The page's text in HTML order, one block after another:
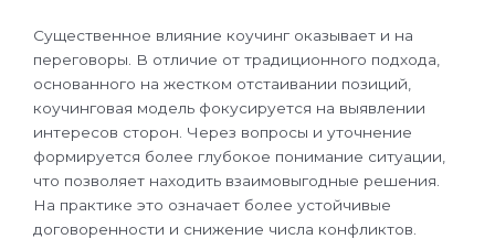
Существенное влияние коучинг оказывает и на
переговоры. В отличие от традиционного подхода,
основанного на жестком отстаивании позиций,
коучинговая модель фокусируется на выявлении
интересов сторон. Через вопросы и уточнение
формируется более глубокое понимание ситуации,
что позволяет находить взаимовыгодные решения.
На практике это означает более устойчивые
договоренности и снижение числа конфликтов.